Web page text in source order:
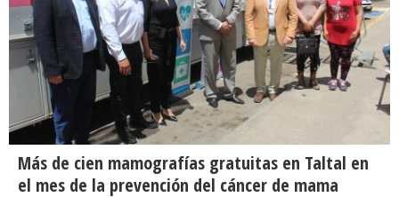
Más de cien mamografías gratuitas en Taltal en
el mes de la prevención del cáncer de mama